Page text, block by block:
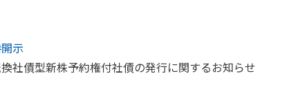
示
社債型新株予約権付社債の発行に関するお知らせ